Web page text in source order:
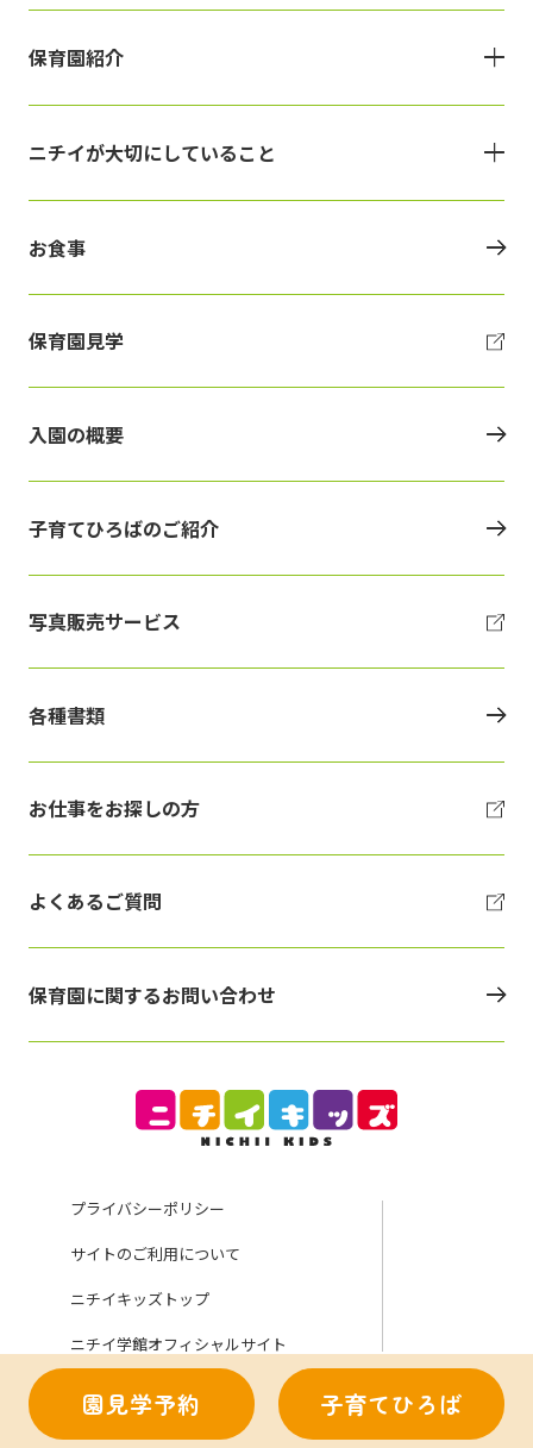
園見学予約 子育てひろば
プライバシーポリシー
サイトのご利用について
ニチイキッズトップ
ニチイ学館オフィシャルサイト
Copyright (C) Nichii Gakkan Company. All rights reserved.
保育園紹介
ニチイが大切にしていること
お食事
保育園見学
入園の概要
子育てひろばのご紹介
写真販売サービス
各種書類
お仕事をお探しの方
よくあるご質問
保育園に関するお問い合わせ